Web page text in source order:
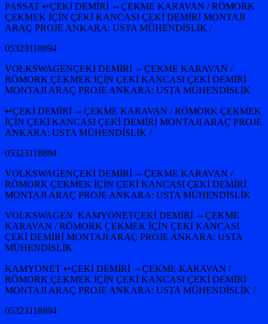
PASSAT ↵ÇEKİ DEMİRİ ⇔ÇEKME KARAVAN / RÖMORK
ÇEKMEK İÇİN ÇEKİ KANCASI ÇEKİ DEMİRİ MONTAJI
ARAÇ PROJE ANKARA: USTA MÜHENDİSLİK /
05323118894
VOLKSWAGENÇEKİ DEMİRİ ⇔ÇEKME KARAVAN /
RÖMORK ÇEKMEK İÇİN ÇEKİ KANCASI ÇEKİ DEMİRİ
MONTAJI ARAÇ PROJE ANKARA: USTA MÜHENDİSLİK
↵ÇEKİ DEMİRİ ⇔ÇEKME KARAVAN / RÖMORK ÇEKMEK
İÇİN ÇEKİ KANCASI ÇEKİ DEMİRİ MONTAJI ARAÇ PROJE
ANKARA: USTA MÜHENDİSLİK /
05323118894
VOLKSWAGENÇEKİ DEMİRİ ⇔ÇEKME KARAVAN /
RÖMORK ÇEKMEK İÇİN ÇEKİ KANCASI ÇEKİ DEMİRİ
MONTAJI ARAÇ PROJE ANKARA: USTA MÜHENDİSLİK
VOLKSWAGEN KAMYONETÇEKİ DEMİRİ ⇔ÇEKME
KARAVAN / RÖMORK ÇEKMEK İÇİN ÇEKİ KANCASI
ÇEKİ DEMİRİ MONTAJI ARAÇ PROJE ANKARA: USTA
MÜHENDİSLİK
KAMYONET ↵ÇEKİ DEMİRİ ⇔ÇEKME KARAVAN /
RÖMORK ÇEKMEK İÇİN ÇEKİ KANCASI ÇEKİ DEMİRİ
MONTAJI ARAÇ PROJE ANKARA: USTA MÜHENDİSLİK /
05323118894